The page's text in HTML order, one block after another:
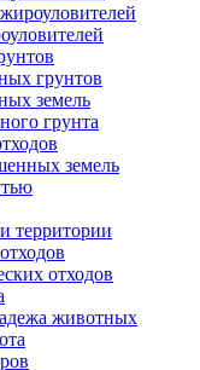
грунтов
земель
грунта
земель
территории
отходов
животных